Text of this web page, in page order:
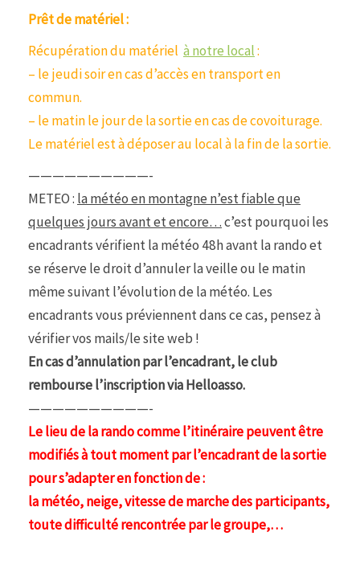
Prêt de matériel :
Récupération du matériel à notre local:
– le jeudi soir en cas d’accès en transport en
commun.
– le matin le jour de la sortie en cas de covoiturage.
Le matériel est à déposer au local à la fin de la sortie.
——————————-
METEO : la météo en montagne n’est fiable que
quelques jours avant et encore…c’est pourquoi les
encadrants vérifient la météo 48h avant la rando et
se réserve le droit d’annuler la veille ou le matin
même suivant l’évolution de la météo. Les
encadrants vous préviennent dans ce cas, pensez à
vérifier vos mails/le site web !
En cas d’annulation par l’encadrant, le club
rembourse l’inscription via Helloasso.
——————————-
Le lieu de la rando comme l’itinéraire peuvent être
modifiés à tout moment par l’encadrant de la sortie
pour s’adapter en fonction de :
la météo, neige, vitesse de marche des participants,
toute difficulté rencontrée par le groupe,…